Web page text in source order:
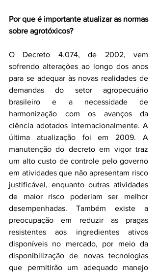
Por que é importante atualizar as normas
sobre agrotóxicos?
O Decreto 4.074, de 2002, vem
sofrendo alterações ao longo dos anos
para se adequar às novas realidades de
demandas do setor agropecuário
brasileiro e a necessidade de
harmonização com os avanços da
ciência adotados internacionalmente. A
última atualização foi em 2009. A
manutenção do decreto em vigor traz
um alto custo de controle pelo governo
em atividades que não apresentam risco
justificável, enquanto outras atividades
de maior risco poderiam ser melhor
desempenhadas. Também existe a
preocupação em reduzir as pragas
resistentes aos ingredientes ativos
disponíveis no mercado, por meio da
disponibilização de novas tecnologias
que permitirão um adequado manejo